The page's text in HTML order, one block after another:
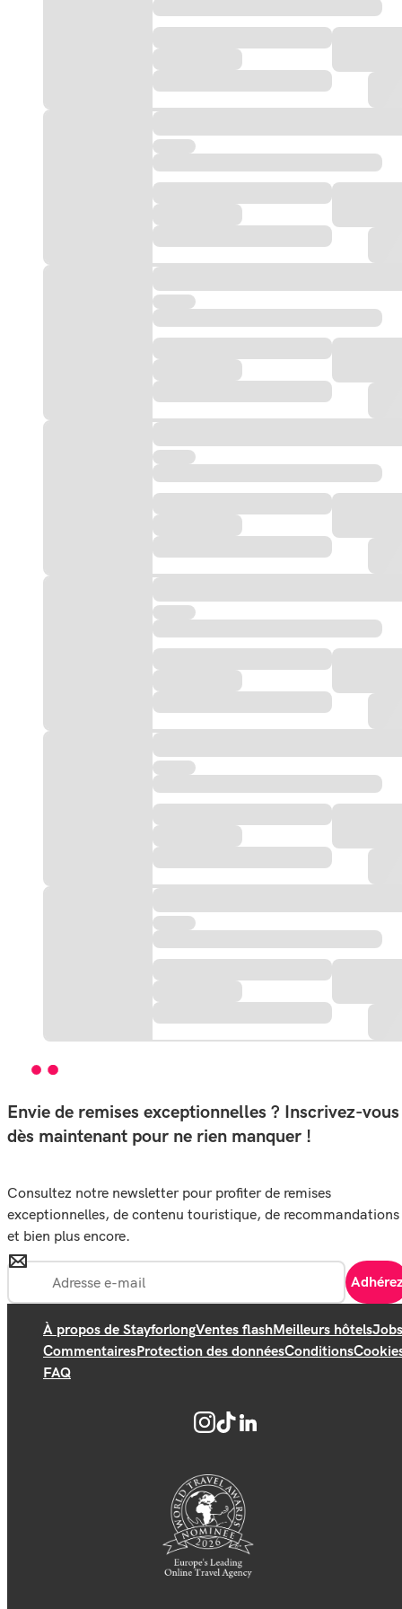
Envie de remises exceptionnelles ? Inscrivez-vous
dès maintenant pour ne rien manquer !
Consultez notre newsletter pour profiter de remises
exceptionnelles, de contenu touristique, de recommandations
et bien plus encore.
À propos de StayforlongVentes flashMeilleurs hôtelsJobs
CommentairesProtection des donnéesConditions
FAQ